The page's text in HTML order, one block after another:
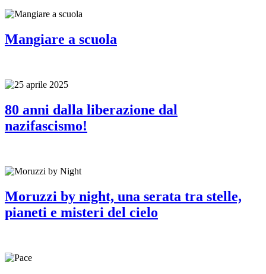
Mangiare a scuola
80 anni dalla liberazione dal
nazifascismo!
Moruzzi by night, una serata tra stelle,
pianeti e misteri del cielo